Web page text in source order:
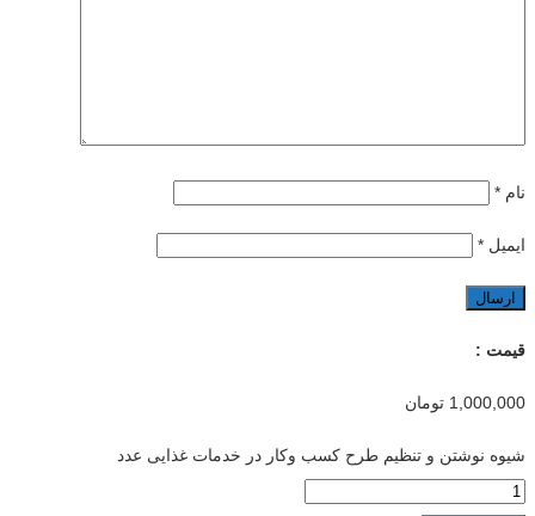
نام *
ایمیل *
قیمت :
1,000,000 تومان
شیوه نوشتن و تنظیم طرح کسب وکار در خدمات غذایی عدد